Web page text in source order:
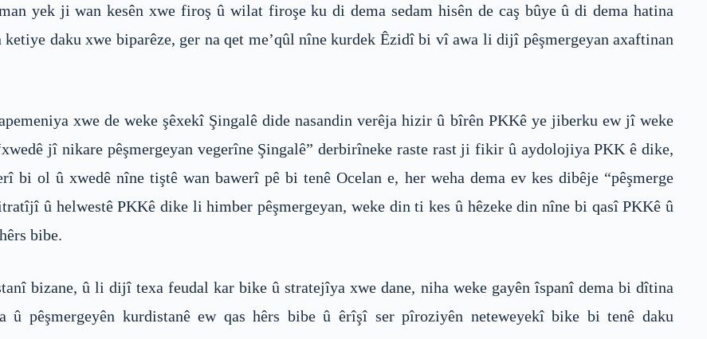
yek ji wan kesên xwe firoş û wilat firoşe ku di dema sedam hisên de caş bûye û di dema hatina
daku xwe biparêze, ger na qet me’qûl nîne kurdek Êzidî bi vî awa li dijî pêşmergeyan axaftinan
xwe de weke şêxekî Şingalê dide nasandin verêja hizir û bîrên PKKê ye jiberku ew jî weke
jî nikare pêşmergeyan vegerîne Şingalê” derbirîneke raste rast ji fikir û aydolojiya PKK ê dike,
bi ol û xwedê nîne tiştê wan bawerî pê bi tenê Ocelan e, her weha dema ev kes dibêje “pêşmerge
û helwestê PKKê dike li himber pêşmergeyan, weke din ti kes û hêzeke din nîne bi qasî PKKê û
bibe.
bizane, û li dijî texa feudal kar bike û stratejîya xwe dane, niha weke gayên îspanî dema bi dîtina
pêşmergeyên kurdistanê ew qas hêrs bibe û êrîşî ser pîroziyên neteweyekî bike bi tenê daku